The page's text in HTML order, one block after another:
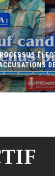
ÉLECTORAL
DE